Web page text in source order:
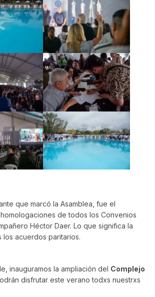
que marcó la Asamblea, fue el
de todos los Convenios
Héctor Daer. Lo que significa la
acuerdos paritarios.
inauguramos la ampliación del Complejo
disfrutar este verano todxs nuestrxs